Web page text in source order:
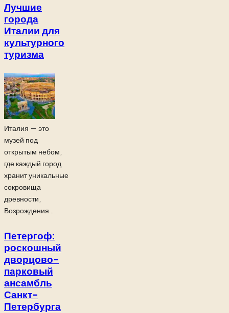
Лучшие
города
Италии для
культурного
туризма
Италия — это
музей под
открытым небом,
где каждый город
хранит уникальные
сокровища
древности,
Возрождения...
Петергоф:
роскошный
дворцово-
парковый
ансамбль
Санкт-
Петербурга